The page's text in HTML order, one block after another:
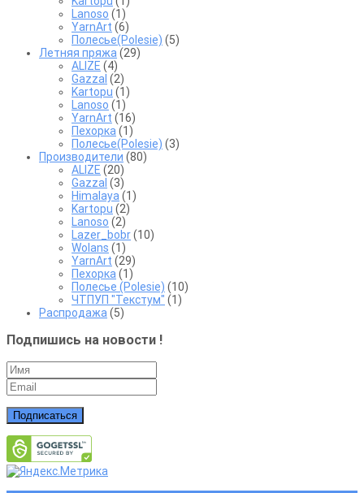
Lanoso (1)
YarnArt (6)
Полесье(Polesie) (5)
Летняя пряжа (29)
ALIZE (4)
Gazzal (2)
Kartopu (1)
Lanoso (1)
YarnArt (16)
Пехорка (1)
Полесье(Polesie) (3)
Производители (80)
ALIZE (20)
Gazzal (3)
Himalaya (1)
Kartopu (2)
Lanoso (2)
Lazer_bobr(10)
Wolans (1)
YarnArt (29)
Пехорка (1)
Полесье (Polesie) (10)
ЧТПУП "Текстум" (1)
Распродажа (5)
Подпишись на новости !
Подписаться